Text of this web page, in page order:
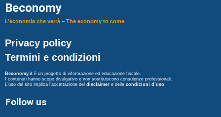
Beconomy
L’economia che verrà – The economy to come
Privacy policy
Termini e condizioni
Beconomy.it è un progetto di informazione ed educazione fiscale.
I contenuti hanno scopo divulgativo e non sostituiscono consulenze professionali.
L’uso del sito implica l’accettazione del disclaimer e delle condizioni d’uso
Follow us